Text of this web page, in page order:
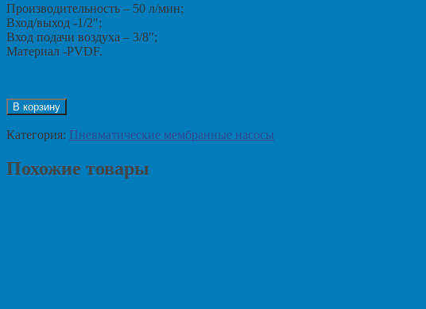
Производительность – 50 л/мин;
Вход/выход -1/2″;
Вход подачи воздуха – 3/8″;
Материал -PVDF.
В корзину
Категория: Пневматические мембранные насосы
Похожие товары